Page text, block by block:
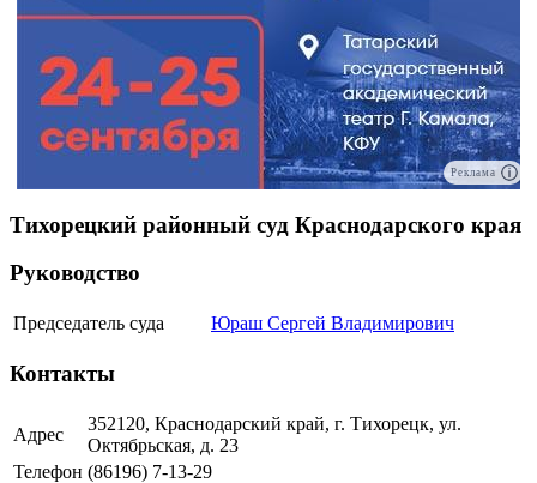
Реклама
Тихорецкий районный суд Краснодарского края
Руководство
Председатель суда Юраш Сергей Владимирович
Контакты
Адрес
352120, Краснодарский край, г. Тихорецк, ул.
Октябрьская, д. 23
Телефон (86196) 7-13-29